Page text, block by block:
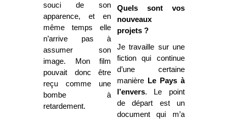
souci de son
apparence, et en
même temps elle
n’arrive pas à
assumer son
image. Mon film
pouvait donc être
reçu comme une
bombe à
retardement.
Quels sont vos
nouveaux
projets ?
Je travaille sur une
fiction qui continue
d’une certaine
manière
Le Pays à
l’envers. Le point
de départ est un
document qui m’a